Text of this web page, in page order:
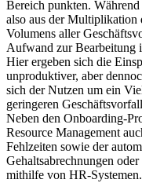
Bereich punkten.
also aus der Multiplikation
Volumens aller
Aufwand zur Bearbeitung
Hier ergeben sich die
unproduktiver, aber
sich der Nutzen um ein
geringeren
Neben den Onboarding-
Resource Management
Fehlzeiten sowie der
Gehaltsabrechnungen
mithilfe von HR-Systemen.